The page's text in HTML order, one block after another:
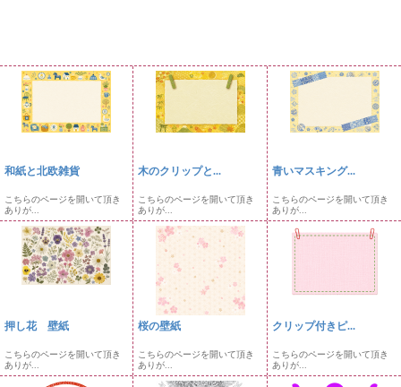
和紙と北欧雑貨
こちらのページを開いて頂き
ありが...
木のクリップと...
こちらのページを開いて頂き
ありが...
青いマスキング...
こちらのページを開いて頂き
ありが...
押し花 壁紙
こちらのページを開いて頂き
ありが...
桜の壁紙
こちらのページを開いて頂き
ありが...
クリップ付きピ...
こちらのページを開いて頂き
ありが...